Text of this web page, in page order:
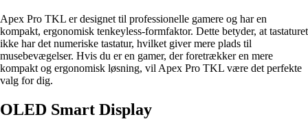
Apex Pro TKL er designet til professionelle gamere og har en
kompakt, ergonomisk tenkeyless-formfaktor. Dette betyder, at tastaturet
ikke har det numeriske tastatur, hvilket giver mere plads til
musebevægelser. Hvis du er en gamer, der foretrækker en mere
kompakt og ergonomisk løsning, vil Apex Pro TKL være det perfekte
valg for dig.
OLED Smart Display